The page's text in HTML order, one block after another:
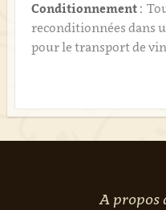
Conditionnement :
reconditionnées dans
pour le transport de vin.
A propos